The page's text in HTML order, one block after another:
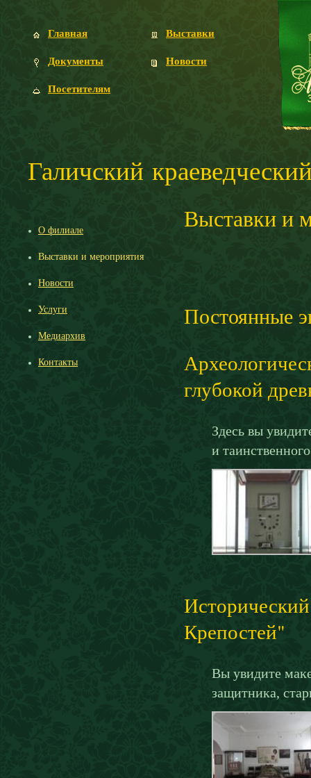
Главная
Документы
Посетителям
Выставки
Новости
Галичский
О филиале
Выставки и мероприятия
Новости
Услуги
Медиархив
Контакты
Выставки и
Постоянные
глубокой
Здесь вы
и
Крепостей"
Вы увидите
защитника,